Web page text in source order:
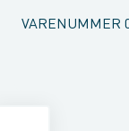
VARENUMMER